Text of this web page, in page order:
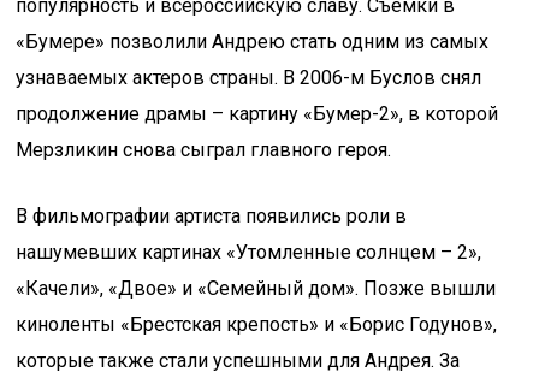
популярность и всероссийскую славу. Съемки в
«Бумере» позволили Андрею стать одним из самых
узнаваемых актеров страны. В 2006-м Буслов снял
продолжение драмы – картину «Бумер-2», в которой
Мерзликин снова сыграл главного героя.
В фильмографии артиста появились роли в
нашумевших картинах «Утомленные солнцем – 2»,
«Качели», «Двое» и «Семейный дом». Позже вышли
киноленты «Брестская крепость» и «Борис Годунов»,
которые также стали успешными для Андрея. За